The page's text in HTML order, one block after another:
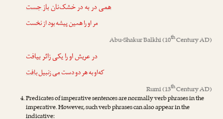
همیدر به در خشک‌نانباز جست
مر او را همین پیشه بود از نخست
Abu-Shakur Balkhi(10thCentury AD)
در عریش او را یکی زائر بیافت
که‌او به هر دو دستمیزنبیلبافت
Rumi(13thCentury AD)
Predicates of imperative sentences are normally verb phrases in the
imperative. However, such verb phrases can also appear in the